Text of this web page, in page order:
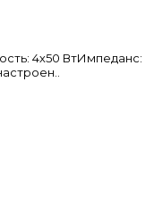
4х50 ВтИмпеданс: